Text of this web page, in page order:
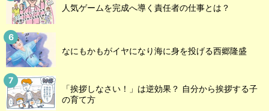
人気ゲームを完成へ導く責任者の仕事とは？
なにもかもがイヤになり海に身を投げる西郷隆盛
「挨拶しなさい！」は逆効果？ 自分から挨拶する子
の育て方